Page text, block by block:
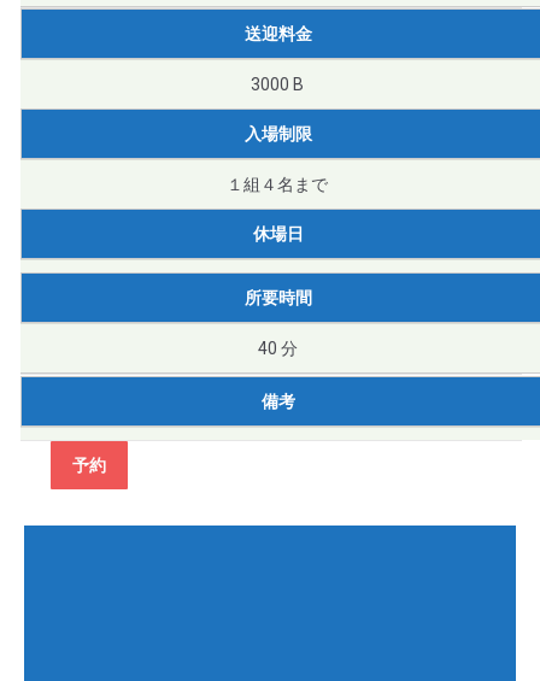
送迎料金
3000 B
入場制限
１組４名まで
休場日
所要時間
40 分
備考
予約